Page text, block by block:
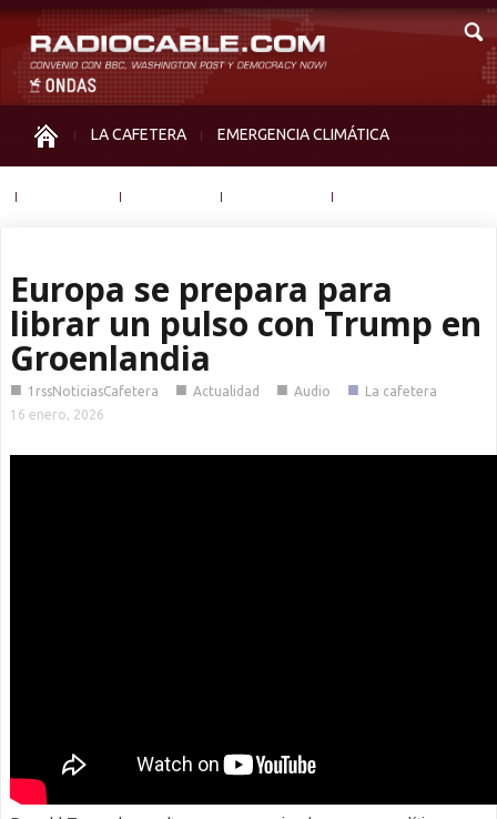
LA CAFETERA EMERGENCIA CLIMÁTICA
Europa se prepara para
librar un pulso con Trump en
Groenlandia
■ 1rssNoticiasCafetera ■ Actualidad ■ Audio ■ La cafetera
16 enero, 2026